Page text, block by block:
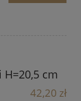
cm
42,20 zł